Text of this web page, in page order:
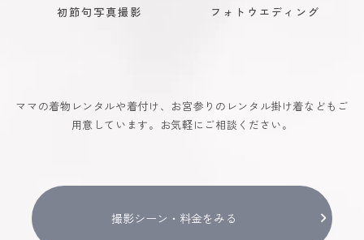
初節句写真撮影 フォトウエディング
ママの着物レンタルや着付け、お宮参りのレンタル掛け着などもご
用意しています。お気軽にご相談ください。
撮影シーン・料金をみる